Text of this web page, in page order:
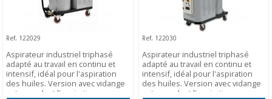
Ref. 122029
Aspirateur industriel triphasé
adapté au travail en continu et
intensif, idéal pour l'aspiration
des huiles. Version avec vidange
auto pendant l'aspiration.
Ref. 122030
Aspirateur industriel triphasé
adapté au travail en continu et
intensif, idéal pour l'aspiration
des huiles. Version avec vidange
auto pendant l'aspiration.